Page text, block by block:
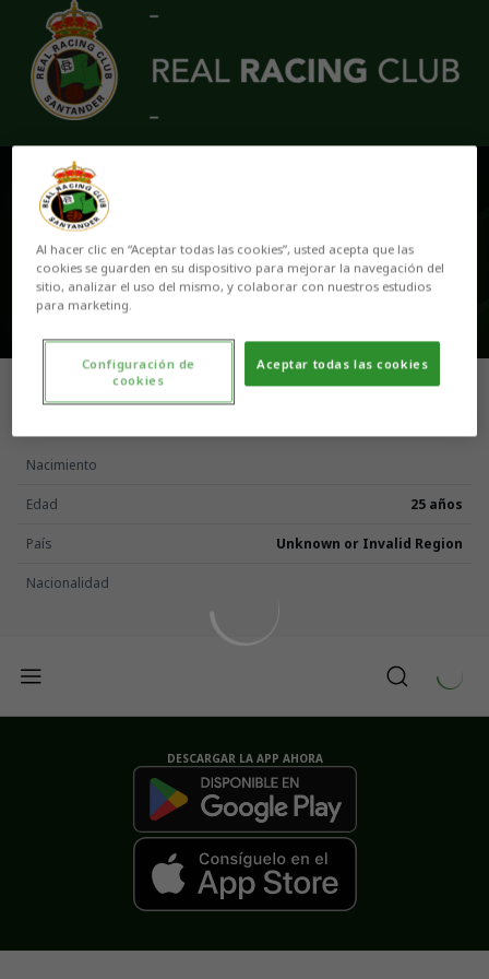
Skip to main content
Nacimiento
Edad 25 años
País Unknown or Invalid Region
Nacionalidad
DESCARGAR LA APP AHORA
Al hacer clic en “Aceptar todas las cookies”, usted acepta que las
cookies se guarden en su dispositivo para mejorar la navegación del
sitio, analizar el uso del mismo, y colaborar con nuestros estudios
para marketing.
Aceptar todas las cookies
Configuración de
cookies